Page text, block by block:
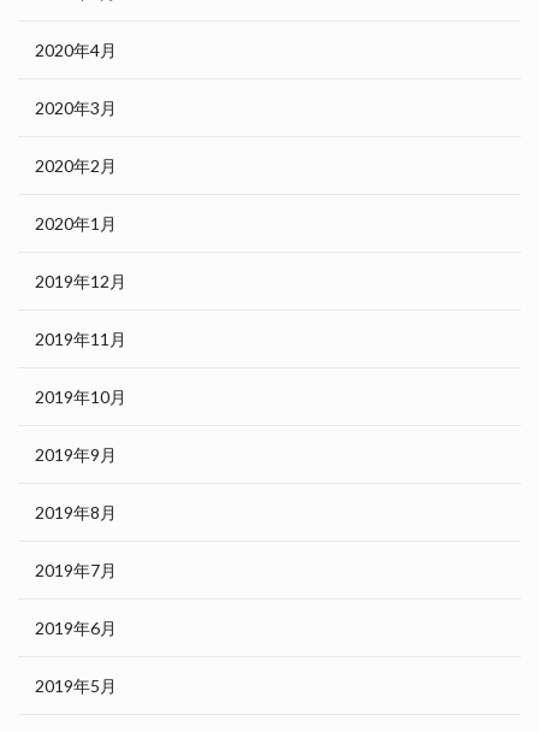
2020年4月
2020年3月
2020年2月
2020年1月
2019年12月
2019年11月
2019年10月
2019年9月
2019年8月
2019年7月
2019年6月
2019年5月